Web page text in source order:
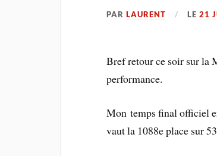
PARLAURENT LE21
Bref retour ce soir sur la
performance.
Mon temps final officiel
vaut la 1088e place sur